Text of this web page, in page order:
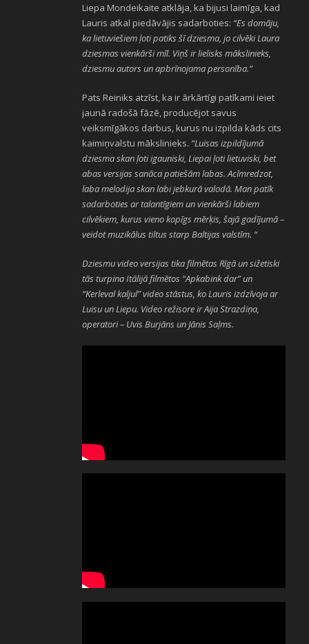
Liepa Mondeikaite atklāja, ka bijusi laimīga, kad
Lauris atkal piedāvājis sadarboties: “Es domāju,
ka lietuviešiem ļoti patiks šī dziesma, jo cilvēki Laura
dziesmas vienkārši mīl. Viņš ir lielisks mākslinieks,
dziesmu autors un apbrīnojama personība.”
Pats Reiniks atzīst, ka ir ārkārtīgi patīkami ieiet
jaunā radošā fāzē, producējot savus
veiksmīgākos darbus, kurus nu izpilda kāds cits
kaimiņvalstu mākslinieks. “Luisas izpildījumā
dziesma skan ļoti igauniski, Liepai ļoti lietuviski, bet
abas versijas sanāca patiešām labas. Acīmredzot,
laba melodija skan labi jebkurā valodā. Man patīk
sadarboties ar talantīgiem un vienkārši labiem
cilvēkiem, kurus vieno kopīgs mērķis, šajā gadījumā –
veidot muzikālus tiltus starp Baltijas valstīm. “
Dziesmu video versijas tika filmētas Rīgā un sižetiski
tās turpina Itālijā filmētos “Apkabink dar” un
“Kerleval kaljul” video stāstus, ko Lauris izdzīvoja ar
Luisu un Liepu. Video režisore ir Aija Strazdiņa,
operatori – Uvis Burjāns un Jānis Saļms.